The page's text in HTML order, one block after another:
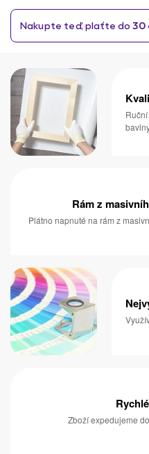
Rám z
Plátno napnuté na rám z
Zboží expedujeme